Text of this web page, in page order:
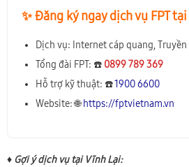
✨️ Đăng ký ngay dịch vụ FPT
Dịch vụ: Internet cáp quang, Truyền
Tổng đài FPT: ☎️ 0899 789 369
Hỗ trợ kỹ thuật: ☎️1900 6600
Website: 🌐https://fptvietnam.vn
♦ Gợi ý dịch vụ tại Vĩnh Lại: